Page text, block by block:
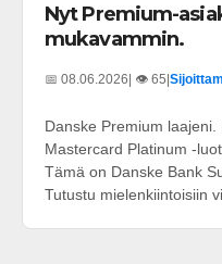
Nyt Premium-
mukavammin.
📅 08.06.2026| 👁️ 65|
Danske Premium
Mastercard Platinum -
Tämä on Danske Bank
Tutustu mielenkiintoisiin